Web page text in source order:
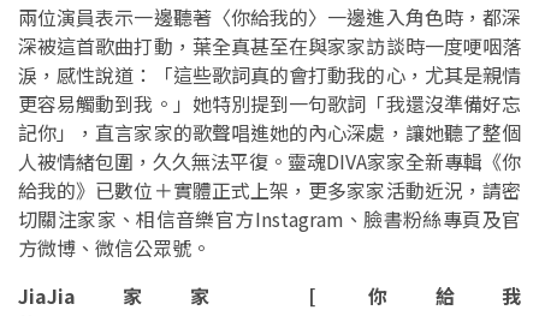
兩位演員表示一邊聽著〈你給我的〉一邊進入角色時，都深
深被這首歌曲打動，葉全真甚至在與家家訪談時一度哽咽落
淚，感性說道：「這些歌詞真的會打動我的心，尤其是親情
更容易觸動到我。」她特別提到一句歌詞「我還沒準備好忘
記你」，直言家家的歌聲唱進她的內心深處，讓她聽了整個
人被情緒包圍，久久無法平復。靈魂DIVA家家全新專輯《你
給我的》已數位＋實體正式上架，更多家家活動近況，請密
切關注家家、相信音樂官方Instagram、臉書粉絲專頁及官
方微博、微信公眾號。
JiaJia家家 [ 你給我